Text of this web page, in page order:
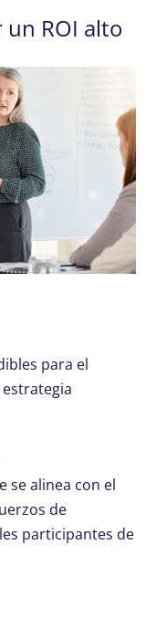
un ROI alto
para el
se alinea con el
de
participantes de